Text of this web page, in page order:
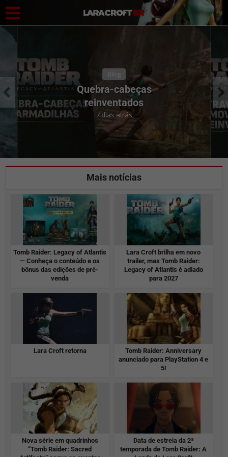
Blog
Quebra-cabeças
reinventados
7 dias atrás
Mais notícias
Tomb Raider: Legacy of Atlantis
— Conheça o conteúdo e os
bônus das edições de pré-
venda
Lara Croft brilha em novo
trailer, mas Tomb Raider:
Legacy of Atlantis é adiado
para 2027
Lara Croft retorna
Tomb Raider: Anniversary
anunciado para PlayStation 4 e
5!
Nova série em quadrinhos
“Tomb Raider: Sacred
Data de estreia da 2ª
temporada de Tomb Raider: A